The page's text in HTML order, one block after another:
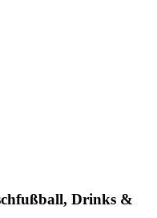
Drinks &